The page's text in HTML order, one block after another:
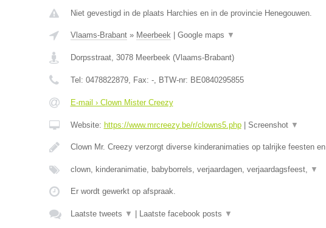
Niet gevestigd in de plaats Harchies en in de provincie Henegouwen.
Vlaams-Brabant» Meerbeek| Google maps ▼
Dorpsstraat, 3078 Meerbeek(Vlaams-Brabant)
Tel: 0478822879, Fax: -, BTW-nr: BE0840295855
E-mail › Clown Mister Creezy
Website: https://www.mrcreezy.be/r/clowns5.php| Screenshot ▼
Clown Mr. Creezy verzorgt diverse kinderanimaties op talrijke feesten en
clown, kinderanimatie, babyborrels, verjaardagen, verjaardagsfeest, ▼
Er wordt gewerkt op afspraak.
Laatste tweets ▼ Laatste facebook posts ▼